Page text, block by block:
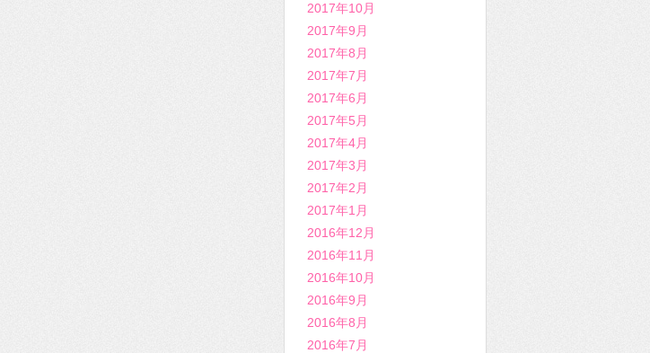
2017年10月
2017年9月
2017年8月
2017年7月
2017年6月
2017年5月
2017年4月
2017年3月
2017年2月
2017年1月
2016年12月
2016年11月
2016年10月
2016年9月
2016年8月
2016年7月